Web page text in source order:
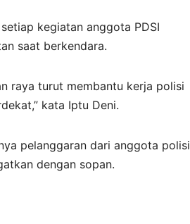
kegiatan anggota PDSI
saat berkendara.
raya turut membantu kerja polisi
kata Iptu Deni.
pelanggaran dari anggota polisi
dengan sopan.